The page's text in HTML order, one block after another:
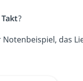
Takt?
das